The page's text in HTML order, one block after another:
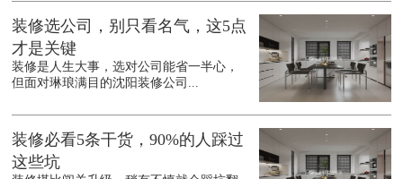
装修选公司，别只看名气，这5点
才是关键
装修是人生大事，选对公司能省一半心，
但面对琳琅满目的沈阳装修公司...
装修必看5条干货，90%的人踩过
这些坑